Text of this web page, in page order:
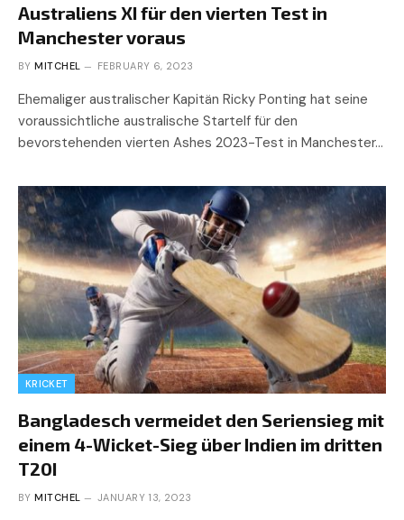
Australiens XI für den vierten Test in
Manchester voraus
BY MITCHEL FEBRUARY 6, 2023
Ehemaliger australischer Kapitän Ricky Ponting hat seine
voraussichtliche australische Startelf für den
bevorstehenden vierten Ashes 2023-Test in Manchester…
KRICKET
Bangladesch vermeidet den Seriensieg mit
einem 4-Wicket-Sieg über Indien im dritten
T20I
BY MITCHEL JANUARY 13, 2023